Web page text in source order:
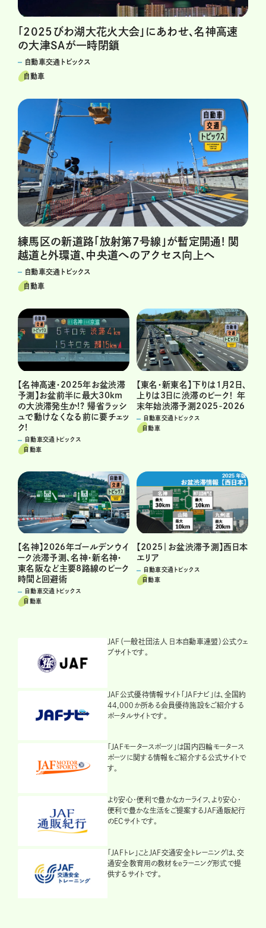
「2025びわ湖大花火大会」にあわせ、名神高速
の大津SAが一時閉鎖
自動車交通トピックス
自動車
練馬区の新道路「放射第7号線」が暫定開通! 関
越道と外環道、中央道へのアクセス向上へ
自動車交通トピックス
自動車
【名神高速・2025年お盆渋滞
予測】お盆前半に最大30km
の大渋滞発生か!? 帰省ラッシ
ュで動けなくなる前に要チェッ
ク!
自動車交通トピックス
自動車
【東名・新東名】下りは1月2日、
上りは3日に渋滞のピーク！ 年
末年始渋滞予測2025-2026
自動車交通トピックス
自動車
【名神】2026年ゴールデンウイ
ーク渋滞予測、名神・新名神・
東名阪など主要8路線のピーク
時間と回避術
自動車交通トピックス
自動車
【2025｜お盆渋滞予測】西日本
エリア
自動車交通トピックス
自動車
JAF（一般社団法人 日本自動車連盟）公式ウェ
ブサイトです。
JAF公式優待情報サイト「JAFナビ」は、全国約
44,000か所ある会員優待施設をご紹介する
ポータルサイトです。
「JAFモータースポーツ」は国内四輪モータース
ポーツに関する情報をご紹介する公式サイトで
す。
より安心・便利で豊かなカーライフ、より安心・
便利で豊かな生活をご提案するJAF通販紀行
のECサイトです。
「JAFトレ」ことJAF交通安全トレーニングは、交
通安全教育用の教材をeラーニング形式で提
供するサイトです。